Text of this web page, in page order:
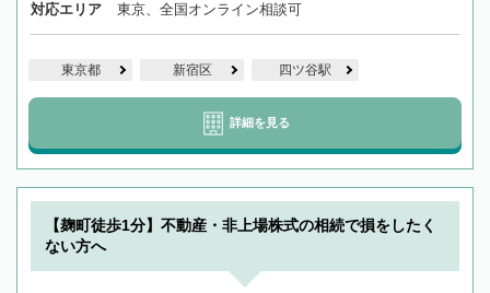
対応エリア 東京、全国オンライン相談可
東京都 新宿区 四ツ谷駅
詳細を見る
【麹町徒歩1分】不動産・非上場株式の相続で損をしたく
ない方へ